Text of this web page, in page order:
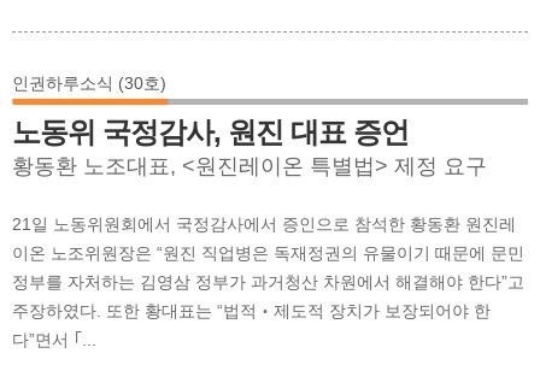
인권하루소식 (30호)
노동위 국정감사, 원진 대표 증언
황동환 노조대표, <원진레이온 특별법> 제정 요구
21일 노동위원회에서 국정감사에서 증인으로 참석한 황동환 원진레
이온 노조위원장은 “원진 직업병은 독재정권의 유물이기 때문에 문민
정부를 자처하는 김영삼 정부가 과거청산 차원에서 해결해야 한다”고
주장하였다. 또한 황대표는 “법적‧제도적 장치가 보장되어야 한
다”면서 ｢...